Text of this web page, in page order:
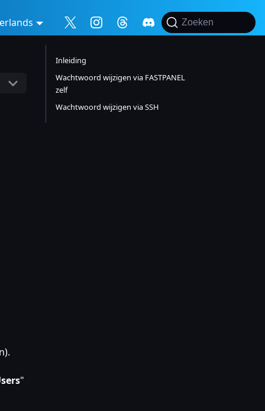
Zoeken
"
Inleiding
Wachtwoord wijzigen via FASTPANEL
zelf
Wachtwoord wijzigen via SSH